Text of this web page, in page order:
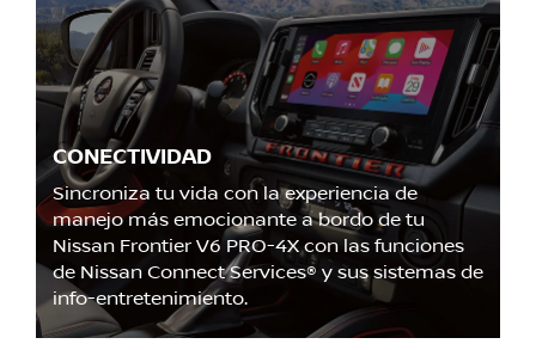
CONECTIVIDAD
Sincroniza tu vida con la experiencia de
manejo más emocionante a bordo de tu
Nissan Frontier V6 PRO-4X con las funciones
de Nissan Connect Services® y sus sistemas de
info-entretenimiento.